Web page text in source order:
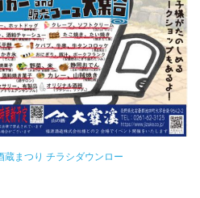
蔵まつり チラシダウンロー